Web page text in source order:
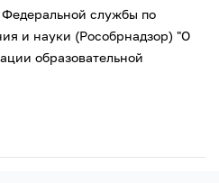
службы по
и науки (Рособрнадзор) "О
образовательной